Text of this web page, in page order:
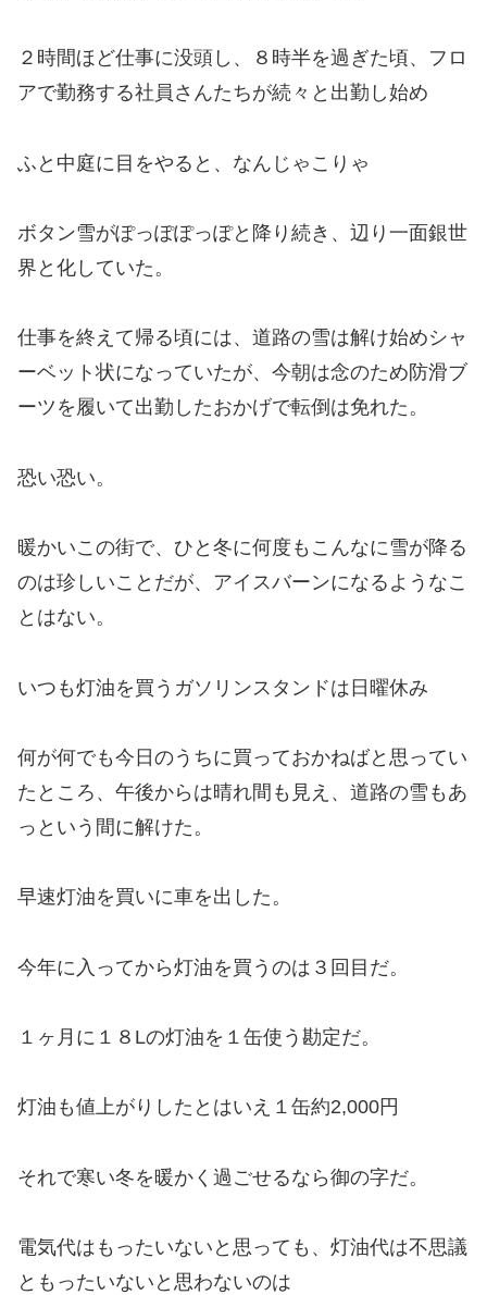
２時間ほど仕事に没頭し、８時半を過ぎた頃、フロ
アで勤務する社員さんたちが続々と出勤し始め
ふと中庭に目をやると、なんじゃこりゃ
ボタン雪がぽっぽぽっぽと降り続き、 辺り一面銀世
界と化していた。
仕事を終えて帰る頃には、道路の雪は解け始めシャ
ーベット状になっていたが、今朝は念のため防滑ブ
ーツを履いて出勤したおかげで転倒は免れた。
恐い恐い。
暖かいこの街で、ひと冬に何度もこんなに雪が降る
のは珍しいことだが、アイスバーンになるようなこ
とはない。
いつも灯油を買うガソリンスタンドは日曜休み
何が何でも今日のうちに買っておかねばと思ってい
たところ、午後からは晴れ間も見え、道路の雪もあ
っという間に解けた。
早速灯油を買いに車を出した。
今年に入ってから灯油を買うのは３回目だ。
１ヶ月に１８Lの灯油を１缶使う勘定だ。
灯油も値上がりしたとはいえ１缶約2,000円
それで寒い冬を暖かく過ごせるなら御の字だ。
電気代はもったいないと思っても、灯油代は不思議
ともったいないと思わないのは